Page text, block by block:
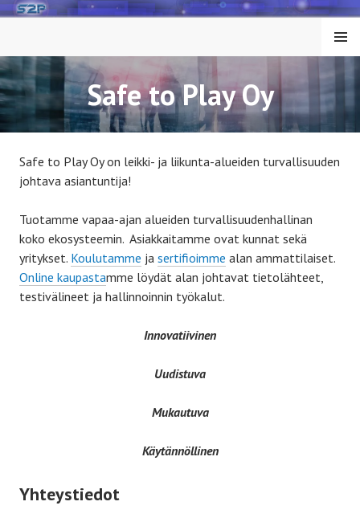
Siirry
VALIK
KO
Safe to Play Oy
Safe to Play Oy on leikki- ja liikunta-alueiden turvallisuuden
johtava asiantuntija!
Tuotamme vapaa-ajan alueiden turvallisuudenhallinan
koko ekosysteemin. Asiakkaitamme ovat kunnat sekä
yritykset. Koulutamme ja sertifioimme alan ammattilaiset.
Online kaupastamme löydät alan johtavat tietolähteet,
testivälineet ja hallinnoinnin työkalut.
Innovatiivinen
Uudistuva
Mukautuva
Käytännöllinen
Yhteystiedot